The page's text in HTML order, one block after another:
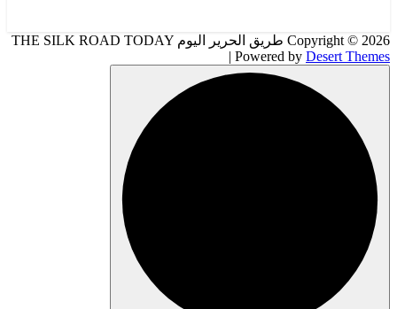
Copyright © 2026 طريق الحرير اليوم THE SILK ROAD TODAY
| Powered by Desert Themes